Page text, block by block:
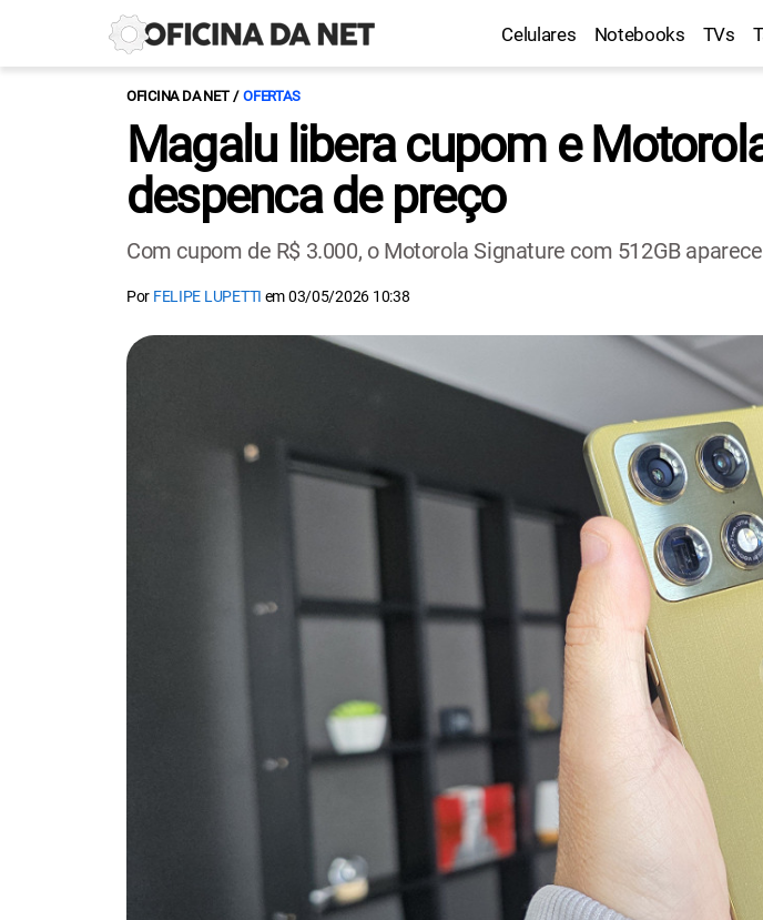
Celulares Notebooks TVs
OFICINA DA NET OFERTAS
Magalu libera cupom e
despenca de preço
Com cupom de R$ 3.000, o Motorola Signature com 512GB
Por FELIPE LUPETTI em03/05/2026 10:38